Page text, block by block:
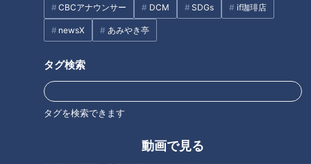
CBCアナウンサー DCM SDGs if珈琲店
newsX あみやき亭
タグ検索
タグを検索できます
動画で見る